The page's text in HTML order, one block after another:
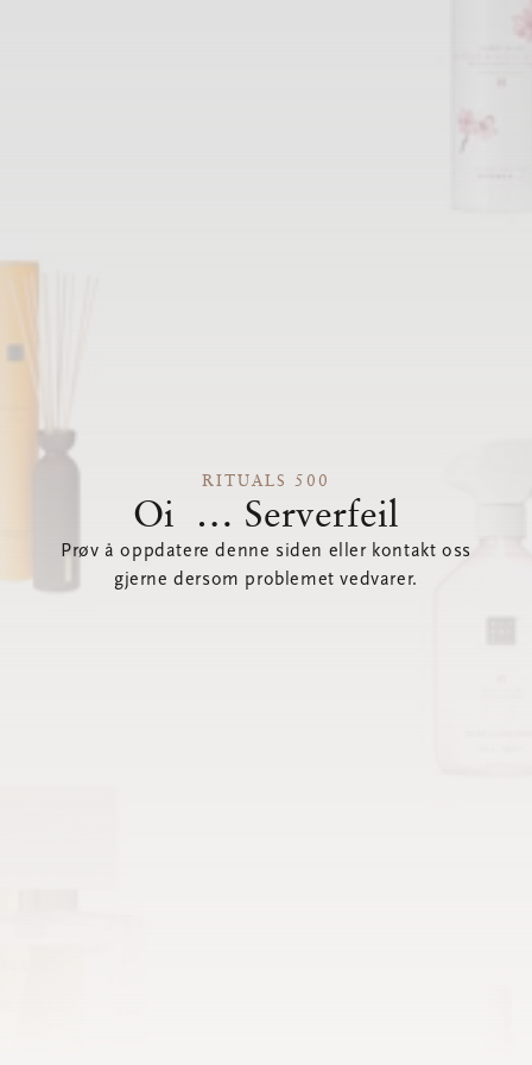
RITUALS 500
Oi … Serverfeil
Prøv å oppdatere denne siden eller kontakt oss
gjerne dersom problemet vedvarer.